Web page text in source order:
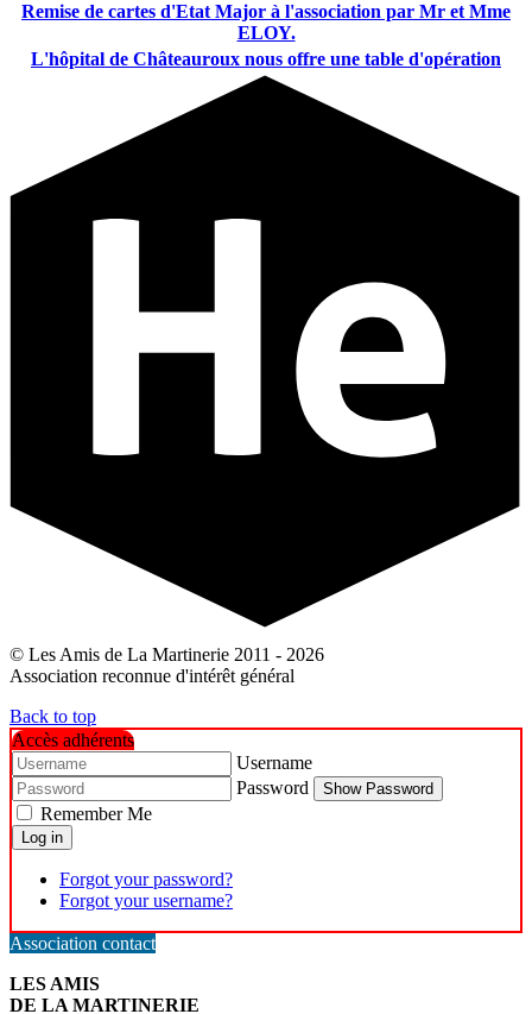
Remise de cartes d'Etat Major à l'association par Mr et Mme
ELOY.
L'hôpital de Châteauroux nous offre une table d'opération
© Les Amis de La Martinerie 2011 - 2026
Association reconnue d'intérêt général
Back to top
Accès adhérents
Username
Password
Show Password
Remember Me
Log in
Forgot your password?
Forgot your username?
Association contact
LES AMIS
DE LA MARTINERIE